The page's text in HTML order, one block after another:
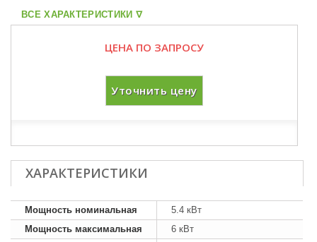
ВСЕ ХАРАКТЕРИСТИКИ ᐁ
ЦЕНА ПО ЗАПРОСУ
Уточнить цену
ХАРАКТЕРИСТИКИ
Мощность номинальная
5.4 кВт
Мощность максимальная
6 кВт